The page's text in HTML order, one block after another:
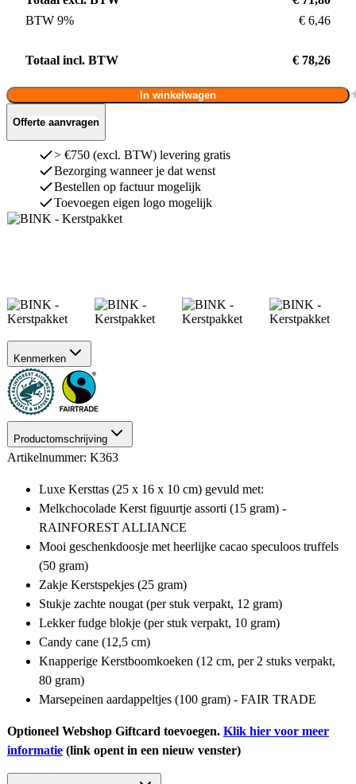
BTW 9%
€ 6,46
Totaal incl. BTW € 78,26
In winkelwagen
Offerte aanvragen
> €750 (excl. BTW) levering gratis
Bezorging wanneer je dat wenst
Bestellen op factuur mogelijk
Toevoegen eigen logo mogelijk
Kenmerken
Productomschrijving
Artikelnummer: K363
Luxe Kersttas (25 x 16 x 10 cm) gevuld met:
Melkchocolade Kerst figuurtje assorti (15 gram) -
RAINFOREST ALLIANCE
Mooi geschenkdoosje met heerlijke cacao speculoos truffels
(50 gram)
Zakje Kerstspekjes (25 gram)
Stukje zachte nougat (per stuk verpakt, 12 gram)
Lekker fudge blokje (per stuk verpakt, 10 gram)
Candy cane (12,5 cm)
Knapperige Kerstboomkoeken (12 cm, per 2 stuks verpakt,
80 gram)
Marsepeinen aardappeltjes (100 gram) - FAIR TRADE
Optioneel Webshop Giftcard toevoegen. Klik hier voor meer
informatie (link opent in een nieuw venster)